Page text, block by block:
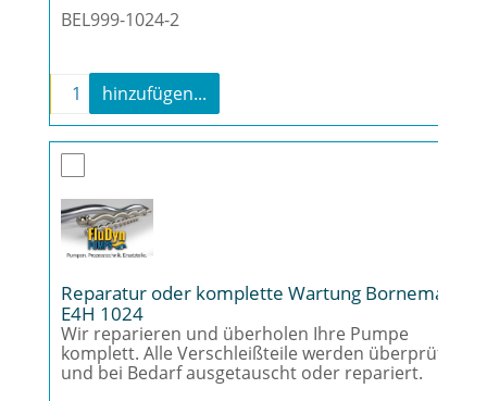
BEL999-1024-2
Reparatur oder komplette Wartung
+
hinzufügen...
Reparatur oder komplette Wartung Bornemann
E4H 1024
Wir reparieren und überholen Ihre Pumpe
komplett. Alle Verschleißteile werden überprüft
und bei Bedarf ausgetauscht oder repariert.